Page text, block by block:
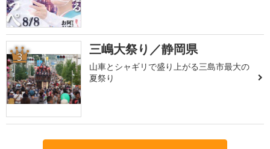
3 三嶋大祭り／静岡県
山車とシャギリで盛り上がる三島市最大の
夏祭り